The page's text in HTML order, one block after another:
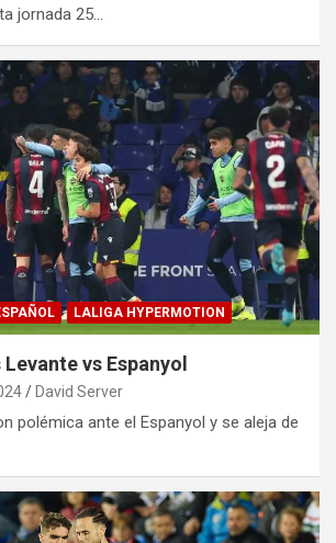
jornada 25…
LALIGA HYPERMOTION
vs Espanyol
David Server
polémica ante el Espanyol y se aleja de